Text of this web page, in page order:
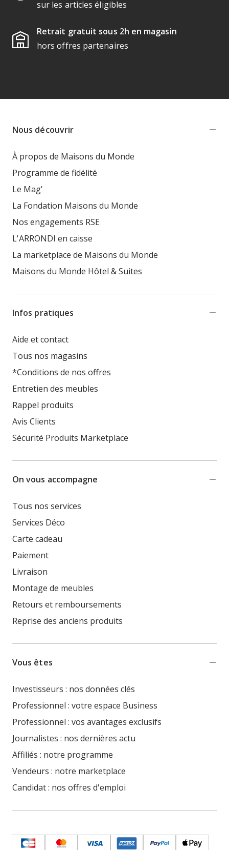
sur les articles éligibles
Retrait gratuit sous 2h en magasin
hors offres partenaires
Nous découvrir
À propos de Maisons du Monde
Programme de fidélité
Le Mag'
La Fondation Maisons du Monde
Nos engagements RSE
L'ARRONDI en caisse
La marketplace de Maisons du Monde
Maisons du Monde Hôtel & Suites
Infos pratiques
Aide et contact
Tous nos magasins
*Conditions de nos offres
Entretien des meubles
Rappel produits
Avis Clients
Sécurité Produits Marketplace
On vous accompagne
Tous nos services
Services Déco
Carte cadeau
Paiement
Livraison
Montage de meubles
Retours et remboursements
Reprise des anciens produits
Vous êtes
Investisseurs : nos données clés
Professionnel : votre espace Business
Professionnel : vos avantages exclusifs
Journalistes : nos dernières actu
Affiliés : notre programme
Vendeurs : notre marketplace
Candidat : nos offres d'emploi